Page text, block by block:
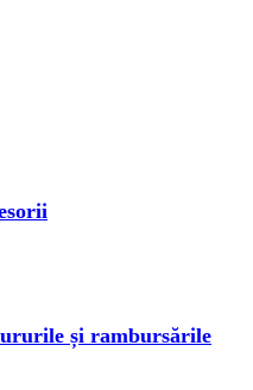
și rambursările